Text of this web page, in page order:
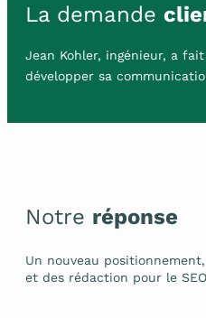
La demande
Jean Kohler, ingénieur, a
développer sa
Notre réponse
Un nouveau
et des rédaction pour le SEO